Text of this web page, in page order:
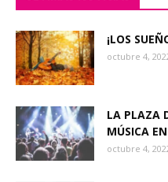
¡LOS
octubre 4,
LA PLAZA
MÚSICA
octubre 4,